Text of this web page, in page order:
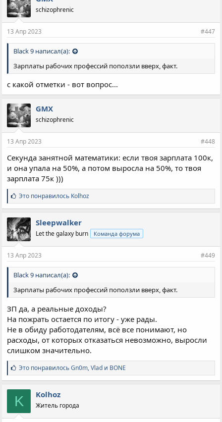
а
т
и
:
schizophrenic
13 Апр 2023 #447
Black 9 написал(а):
Зарплаты рабочих профессий поползли вверх, факт.
с какой отметки - вот вопрос...
GMX
schizophrenic
13 Апр 2023 #448
Секунда занятной математики: если твоя зарплата 100к,
и она упала на 50%, а потом выросла на 50%, то твоя
зарплата 75к )))
С
и
м
п
а
т
и
:
Это понравилось Kolhoz
Sleepwalker
Let the galaxy burn Команда форума
13 Апр 2023 #449
Black 9 написал(а):
Зарплаты рабочих профессий поползли вверх, факт.
ЗП да, а реальные доходы?
На пожрать остается по итогу - уже рады.
Не в обиду работодателям, всё все понимают, но
расходы, от которых отказаться невозможно, выросли
слишком значительно.
С
и
м
п
а
т
и
Это понравилосьGn0m,Vlad и BONE
K Kolhoz
Житель города